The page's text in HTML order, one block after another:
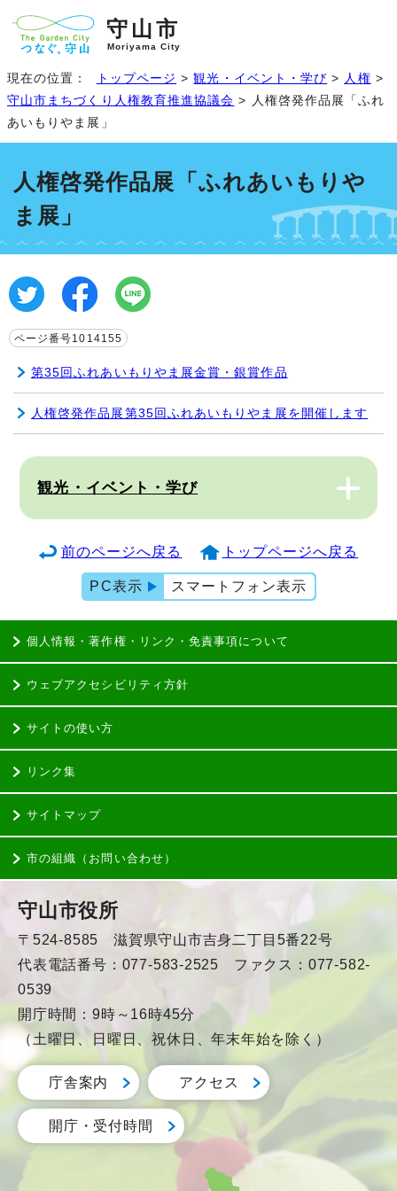
守山市
Moriyama City
現在の位置： トップページ >観光・イベント・学び > 人権 >
守山市まちづくり人権教育推進協議会 > 人権啓発作品展「ふれ
あいもりやま展」
人権啓発作品展「ふれあいもりや
ま展」
ページ番号1014155
第35回ふれあいもりやま展金賞・銀賞作品
人権啓発作品展第35回ふれあいもりやま展を開催します
観光・イベント・学び
前のページへ戻る トップページへ戻る
PC表示 スマートフォン表示
個人情報・著作権・リンク・免責事項について
ウェブアクセシビリティ方針
サイトの使い方
リンク集
サイトマップ
市の組織（お問い合わせ）
守山市役所
〒524-8585 滋賀県守山市吉身二丁目5番22号
代表電話番号：077-583-2525 ファクス：077-582-
0539
開庁時間：9時～16時45分
（土曜日、日曜日、祝休日、年末年始を除く）
庁舎案内 アクセス
開庁・受付時間